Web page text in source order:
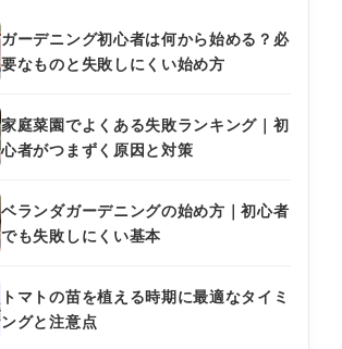
ガーデニング初心者は何から始める？必
要なものと失敗しにくい始め方
家庭菜園でよくある失敗ランキング｜初
心者がつまずく原因と対策
ベランダガーデニングの始め方｜初心者
でも失敗しにくい基本
トマトの苗を植える時期に最適なタイミ
ングと注意点